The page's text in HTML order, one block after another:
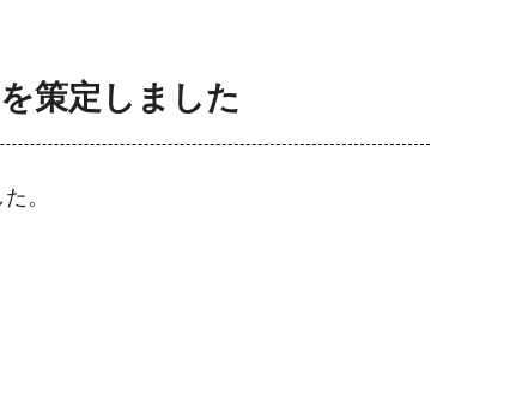
策定しました
。